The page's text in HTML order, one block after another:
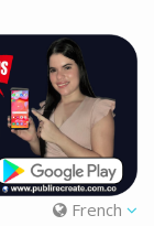
French